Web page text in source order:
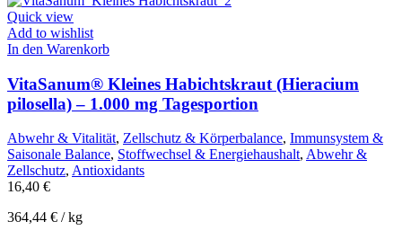
Quick view
Add to wishlist
In den Warenkorb
VitaSanum® Kleines Habichtskraut (Hieracium
pilosella) – 1.000 mg Tagesportion
Abwehr & Vitalität, Zellschutz & Körperbalance, Immunsystem &
Saisonale Balance, Stoffwechsel & Energiehaushalt, Abwehr &
Zellschutz, Antioxidants
16,40 €
364,44 € /kg